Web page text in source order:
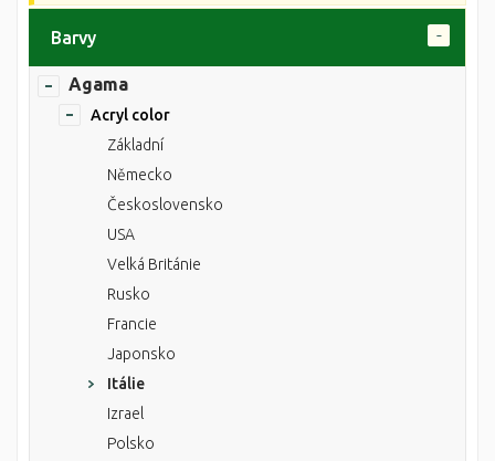
Barvy
Agama
Acryl color
Základní
Německo
Československo
USA
Velká Británie
Rusko
Francie
Japonsko
Itálie
Izrael
Polsko